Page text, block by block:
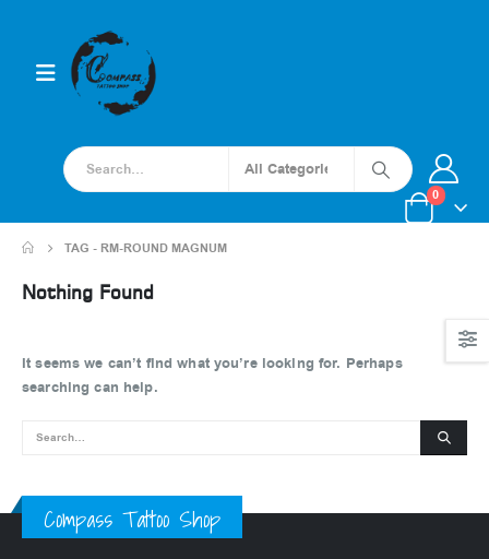
0
TAG - RM-ROUND MAGNUM
Nothing Found
It seems we can’t find what you’re looking for. Perhaps
searching can help.
Compass Tattoo Shop